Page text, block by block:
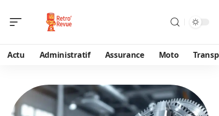
Actu Administratif Assurance Moto